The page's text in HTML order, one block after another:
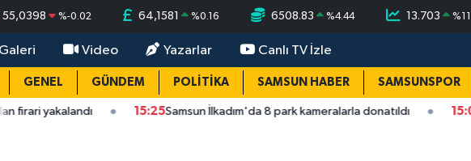
55,0398 %-0.02 64,1581 %0.16 6508.83 %4.44 13.703 %11
Video Yazarlar Canlı TV İzle
GENEL GÜNDEM POLİTİKA SAMSUN HABER SAMSUNSPOR
15:25 Samsun İlkadım'da 8 park kameralarla donatıldı 15:07